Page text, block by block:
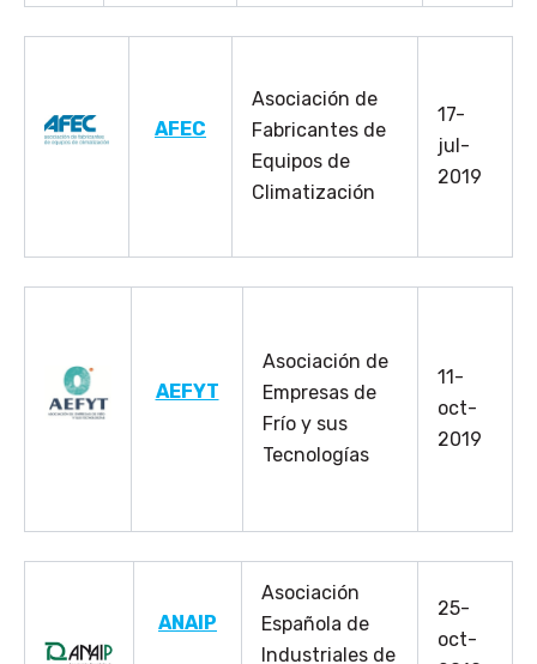
AFEC
Asociación de
Fabricantes de
Equipos de
Climatización
17-
jul-
2019
AEFYT
Asociación de
Empresas de
Frío y sus
Tecnologías
11-
oct-
2019
ANAIP
Asociación
Española de
Industriales de
25-
oct-